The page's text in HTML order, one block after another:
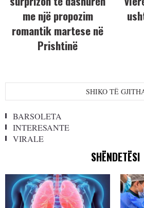
me një propozim
romantik martese në
Prishtinë
SHIKO TË
BARSOLETA
INTERESANTE
VIRALE
SHËNDETËSI